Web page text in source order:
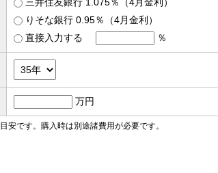
りそな銀行 0.95％（4月金利）
直接入力する
％
万円
安です。購入時は別途諸費用が必要です。